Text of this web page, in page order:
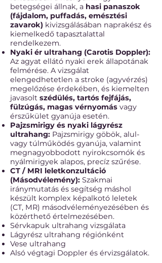
betegségei állnak, a hasi panaszok
(fájdalom, puffadás, emésztési
zavarok) kivizsgálásában naprakész és
kiemelkedő tapasztalattal
rendelkezem.
Nyaki ér ultrahang (Carotis Doppler):
Az agyat ellátó nyaki erek állapotának
felmérése. A vizsgálat
elengedhetetlen a stroke (agyvérzés)
megelőzése érdekében, és kiemelten
javasolt szédülés, tartós fejfájás,
fülzúgás, magas vérnyomás vagy
érszűkület gyanúja esetén.
Pajzsmirigy és nyaki lágyrész
ultrahang: Pajzsmirigy göbök, alul-
vagy túlműködés gyanúja, valamint
megnagyobbodott nyirokcsomók és
nyálmirigyek alapos, precíz szűrése.
CT / MRI leletkonzultáció
(Másodvélemény): Szakmai
iránymutatás és segítség máshol
készült komplex képalkotó leletek
(CT, MR) másodvéleményezésében és
közérthető értelmezésében.
Sérvkapuk ultrahang vizsgálata
Lágyrész ultrahang régiónként
Vese ultrahang
Alsó végtagi Doppler és érvizsgálatok.